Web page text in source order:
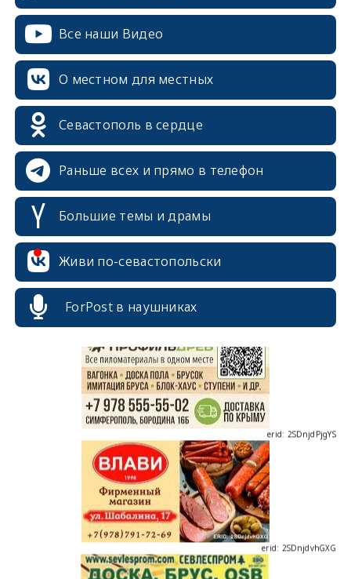
Все наши Видео
О местном для местных
Севастополь в сердце
Раньше всех и прямо в телефон
Большие темы и драмы
Живи по-севастопольски
ForPost в наушниках
erid: 2SDnjdPjgYS
erid: 2SDnjdvhGXG